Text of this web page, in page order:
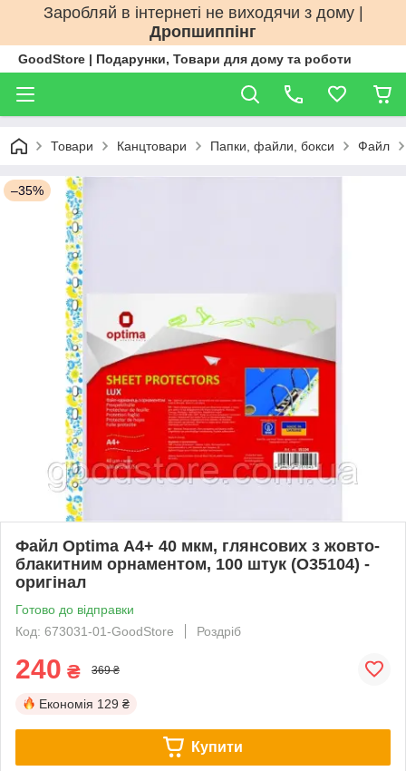
Заробляй в інтернеті не виходячи з дому |
Дропшиппінг
GoodStore | Подарунки, Товари для дому та роботи
Товари Канцтовари Папки, файли, бокси Файл
–35%
Файл Optima А4+ 40 мкм, глянсових з жовто-
блакитним орнаментом, 100 штук (O35104) -
оригінал
Готово до відправки
Код: 673031-01-GoodStore
Роздріб
240 ₴ 369 ₴
Економія 129 ₴
Купити